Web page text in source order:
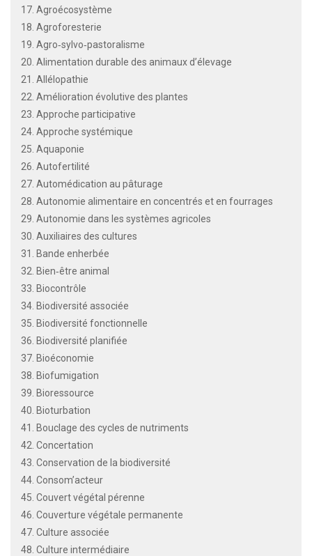
17. Agroécosystème
18. Agroforesterie
19. Agro‐sylvo‐pastoralisme
20. Alimentation durable des animaux d’élevage
21. Allélopathie
22. Amélioration évolutive des plantes
23. Approche participative
24. Approche systémique
25. Aquaponie
26. Autofertilité
27. Automédication au pâturage
28. Autonomie alimentaire en concentrés et en fourrages
29. Autonomie dans les systèmes agricoles
30. Auxiliaires des cultures
31. Bande enherbée
32. Bien‐être animal
33. Biocontrôle
34. Biodiversité associée
35. Biodiversité fonctionnelle
36. Biodiversité planifiée
37. Bioéconomie
38. Biofumigation
39. Bioressource
40. Bioturbation
41. Bouclage des cycles de nutriments
42. Concertation
43. Conservation de la biodiversité
44. Consom’acteur
45. Couvert végétal pérenne
46. Couverture végétale permanente
47. Culture associée
48. Culture intermédiaire